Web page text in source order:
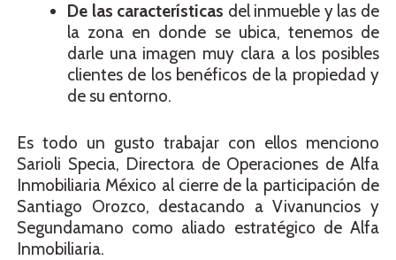
De las características del inmueble y las de
la zona en donde se ubica, tenemos de
darle una imagen muy clara a los posibles
clientes de los benéficos de la propiedad y
de su entorno.
Es todo un gusto trabajar con ellos menciono
Sarioli Specia, Directora de Operaciones de Alfa
Inmobiliaria México al cierre de la participación de
Santiago Orozco, destacando a Vivanuncios y
Segundamano como aliado estratégico de Alfa
Inmobiliaria.